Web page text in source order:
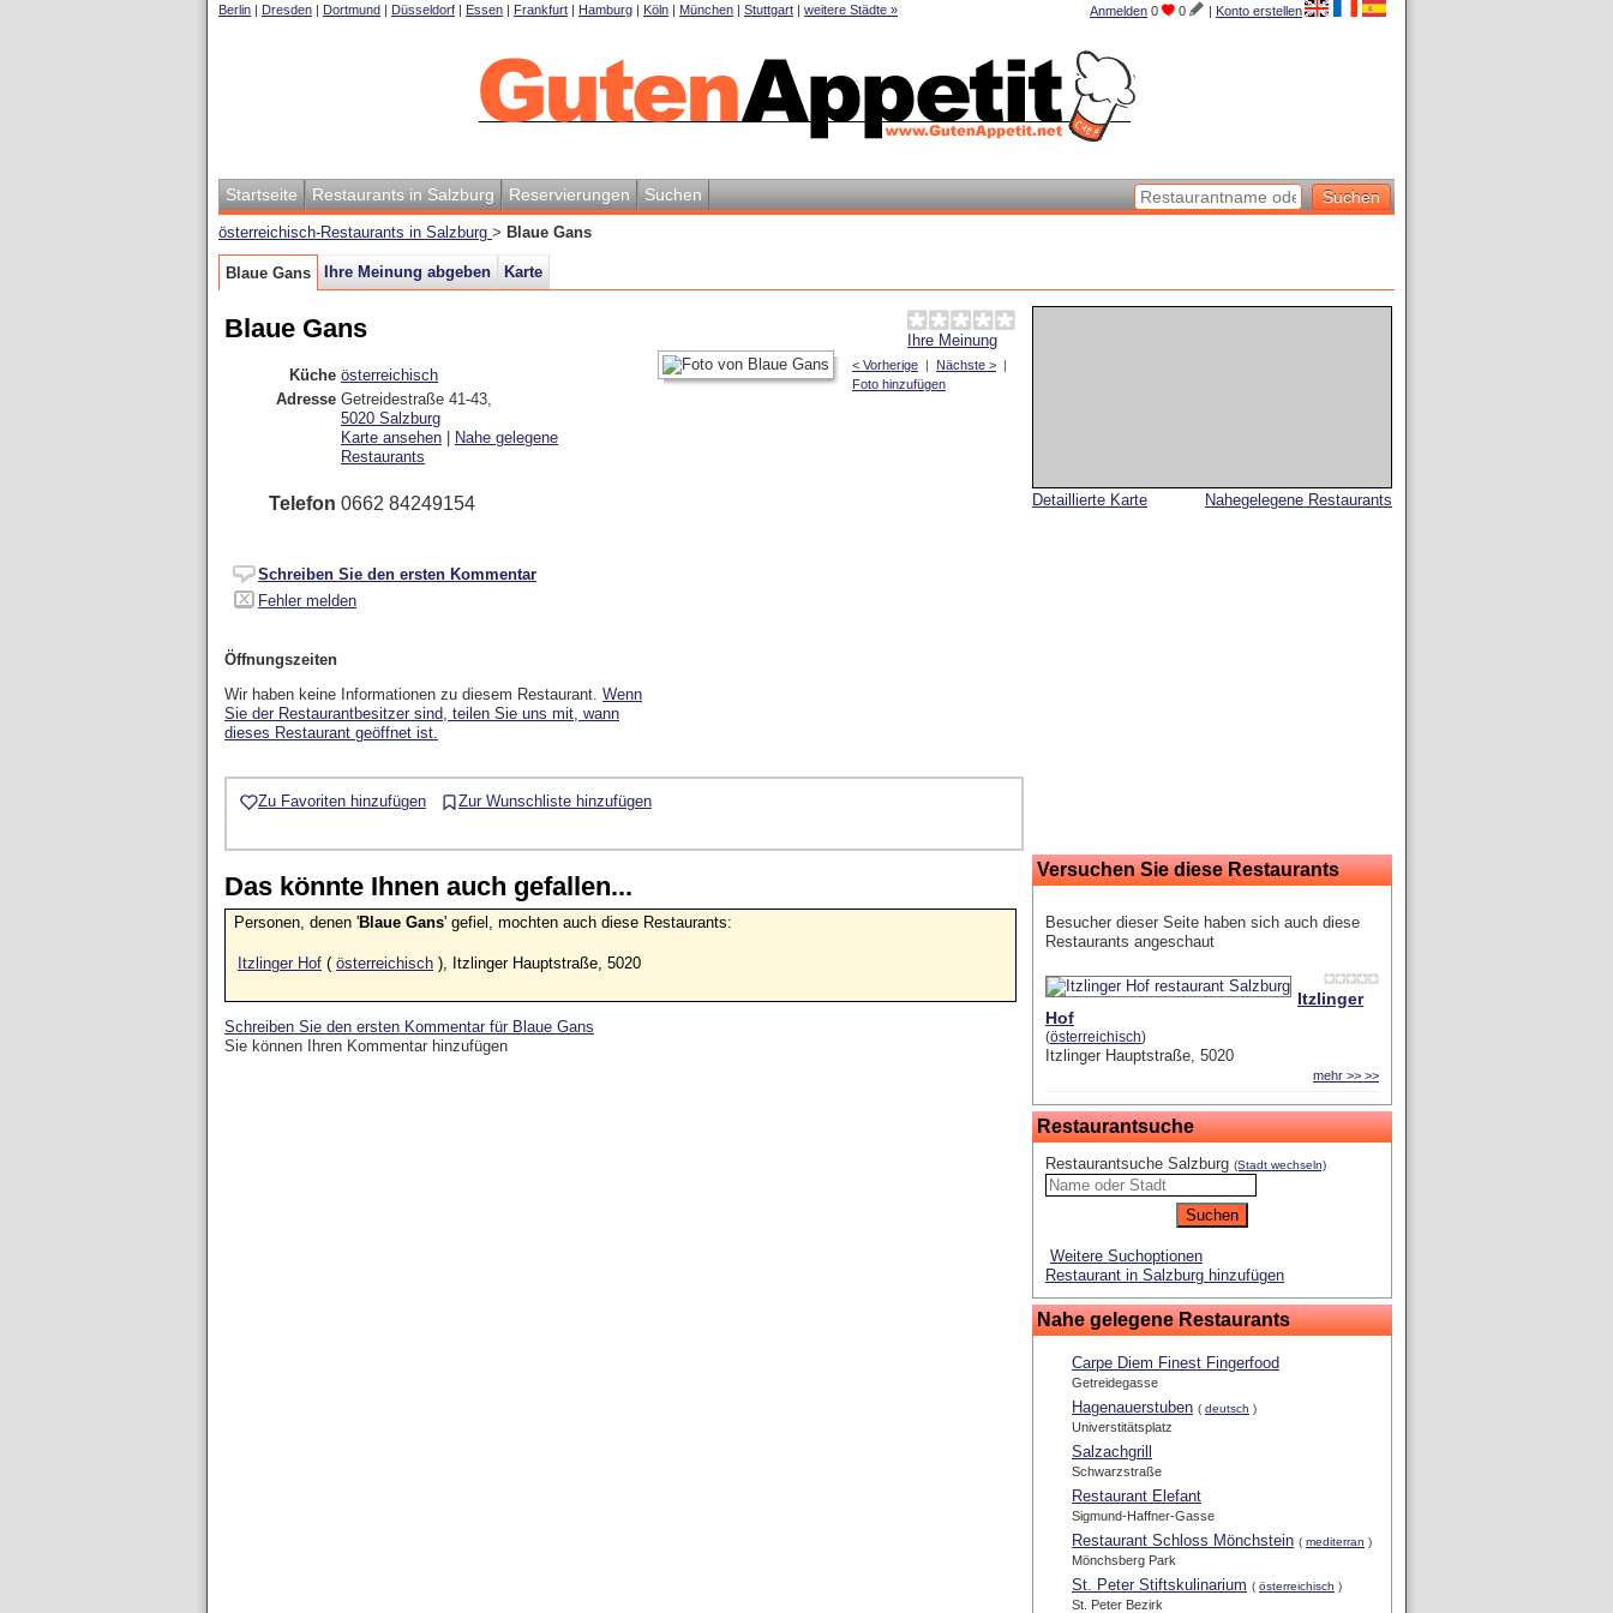
Anmelden 0 0 | Konto erstellen
Berlin | Dresden | Dortmund | Düsseldorf | Essen | Frankfurt | Hamburg | Köln | München | Stuttgart | weitere Städte »
Startseite Restaurants in Salzburg Reservierungen Suchen
österreichisch-Restaurants in Salzburg > Blaue Gans
Blaue Gans Ihre Meinung abgeben Karte
Nahegelegene Restaurants
Detaillierte Karte
Versuchen Sie diese Restaurants
Besucher dieser Seite haben sich auch diese
Restaurants angeschaut
Itzlinger
Hof
(österreichisch)
Itzlinger Hauptstraße, 5020
mehr >> >>
Restaurantsuche
Restaurantsuche Salzburg (Stadt wechseln)
Weitere Suchoptionen
Restaurant in Salzburg hinzufügen
Nahe gelegene Restaurants
Carpe Diem Finest Fingerfood
Getreidegasse
Hagenauerstuben ( deutsch )
Universtitätsplatz
Salzachgrill
Schwarzstraße
Restaurant Elefant
Sigmund-Haffner-Gasse
Restaurant Schloss Mönchstein ( mediterran )
Mönchsberg Park
St. Peter Stiftskulinarium ( österreichisch )
St. Peter Bezirk
Ihre Meinung
Blaue Gans
< Vorherige | Nächste > |
Foto hinzufügen
Küche österreichisch
Adresse Getreidestraße 41-43,
5020 Salzburg
Karte ansehen
Nahe gelegene
Restaurants
Telefon 0662 84249154
Schreiben Sie den ersten Kommentar
Fehler melden
Öffnungszeiten
Wir haben keine Informationen zu diesem Restaurant. Wenn
Sie der Restaurantbesitzer sind, teilen Sie uns mit, wann
dieses Restaurant geöffnet ist.
Zu Favoriten hinzufügen Zur Wunschliste hinzufügen
Das könnte Ihnen auch gefallen...
Personen, denen 'Blaue Gans' gefiel, mochten auch diese Restaurants:
Itzlinger Hof ( österreichisch ), Itzlinger Hauptstraße, 5020
Schreiben Sie den ersten Kommentar für Blaue Gans
Sie können Ihren Kommentar hinzufügen